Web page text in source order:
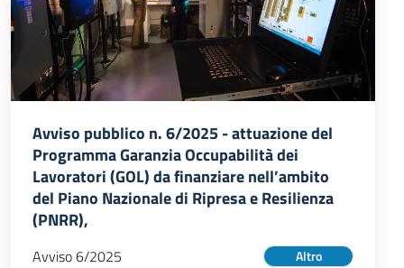
Avviso pubblico n. 6/2025 - attuazione del
Programma Garanzia Occupabilità dei
Lavoratori (GOL) da finanziare nell’ambito
del Piano Nazionale di Ripresa e Resilienza
(PNRR),
Avviso 6/2025 Altro